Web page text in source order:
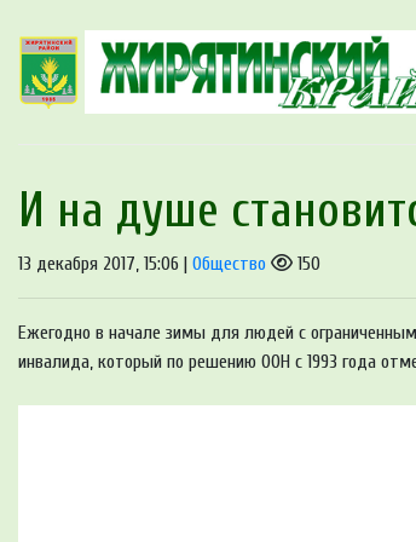
И на душе
13 декабря 2017, 15:06 | Общество 150
Ежегодно в начале зимы для людей с
инвалида, который по решению ООН с 1993 года